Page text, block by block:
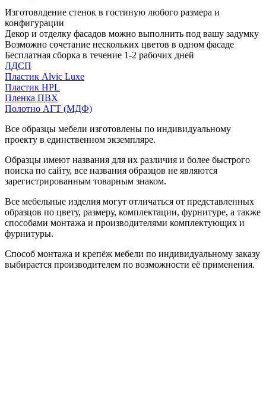
Изготовлдение стенок в гостиную любого размера и
конфигурации
Декор и отделку фасадов можно выполнить под вашу задумку
Возможно сочетание нескольких цветов в одном фасаде
Бесплатная сборка в течение 1-2 рабочих дней
ЛДСП
Пластик Alvic Luxe
Пластик HPL
Пленка ПВХ
Полотно АГТ (МДФ)
Все образцы мебели изготовлены по индивидуальному
проекту в единственном экземпляре.
Образцы имеют названия для их различия и более быстрого
поиска по сайту, все названия образцов не являются
зарегистрированным товарным знаком.
Все мебельные изделия могут отличаться от представленных
образцов по цвету, размеру, комплектации, фурнитуре, а также
способами монтажа и производителями комплектующих и
фурнитуры.
Способ монтажа и крепёж мебели по индивидуальному заказу
выбирается производителем по возможности её применения.